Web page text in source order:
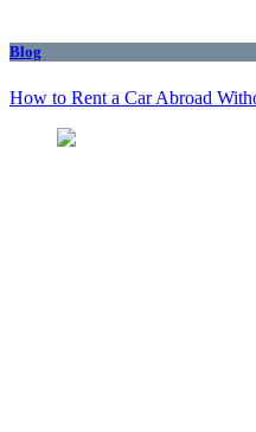
Blog
How to Rent a Car Abroad